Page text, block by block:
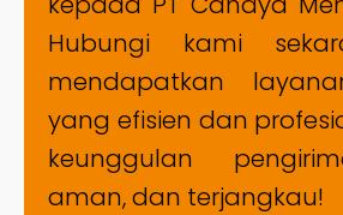
Hubungi kami
mendapatkan
yang efisien dan
keunggulan
aman, dan terjangkau!